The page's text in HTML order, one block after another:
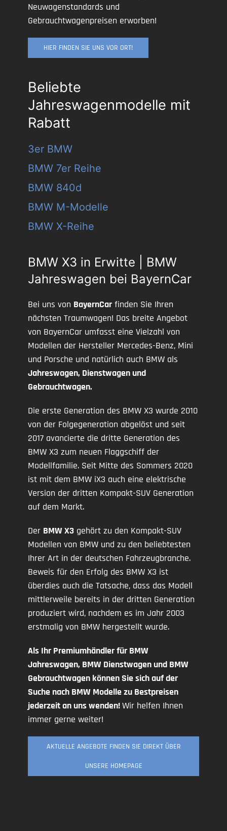
Neuwagenstandards und
Gebrauchtwagenpreisen erworben!
HIER FINDEN SIE UNS VOR ORT!
Beliebte
Jahreswagenmodelle mit
Rabatt
3er BMW
BMW 7er Reihe
BMW 840d
BMW M-Modelle
BMW X-Reihe
BMW X3 in Erwitte | BMW
Jahreswagen bei BayernCar
Bei uns von BayernCar finden Sie Ihren
nächsten Traumwagen! Das breite Angebot
von BayernCar umfasst eine Vielzahl von
Modellen der Hersteller Mercedes-Benz, Mini
und Porsche und natürlich auch BMW als
Jahreswagen, Dienstwagen und
Gebrauchtwagen.
Die erste Generation des BMW X3 wurde 2010
von der Folgegeneration abgelöst und seit
2017 avancierte die dritte Generation des
BMW X3 zum neuen Flaggschiff der
Modellfamilie. Seit Mitte des Sommers 2020
ist mit dem BMW iX3 auch eine elektrische
Version der dritten Kompakt-SUV Generation
auf dem Markt.
Der BMW X3 gehört zu den Kompakt-SUV
Modellen von BMW und zu den beliebtesten
Ihrer Art in der deutschen Fahrzeugbranche.
Beweis für den Erfolg des BMW X3 ist
überdies auch die Tatsache, dass das Modell
mittlerweile bereits in der dritten Generation
produziert wird, nachdem es im Jahr 2003
erstmalig von BMW hergestellt wurde.
Als Ihr Premiumhändler für BMW
Jahreswagen, BMW Dienstwagen und BMW
Gebrauchtwagen können Sie sich auf der
Suche nach BMW Modelle zu Bestpreisen
jederzeit an uns wenden!Wir helfen Ihnen
immer gerne weiter!
AKTUELLE ANGEBOTE FINDEN SIE DIREKT ÜBER
UNSERE HOMEPAGE